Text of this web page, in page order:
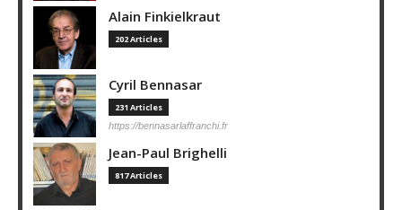
Alain Finkielkraut
202 Articles
Cyril Bennasar
231 Articles
https://bennasarlaffranchi.fr
Jean-Paul Brighelli
817 Articles